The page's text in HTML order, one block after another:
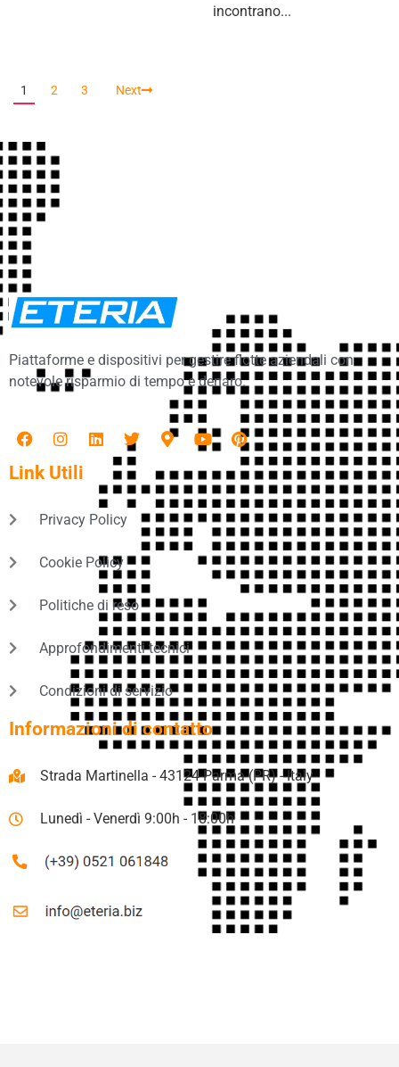
incontrano...
1 2 3 Next
Piattaforme e dispositivi per gestire flotte aziendali con
notevole risparmio di tempo e denaro.
Link Utili
Privacy Policy
Cookie Policy
Politiche di reso
Approfondimenti tecnici
Condizioni di servizio
Informazioni di contatto
Strada Martinella - 43124 Parma (PR) - Italy
Lunedì - Venerdì 9:00h - 18:00h